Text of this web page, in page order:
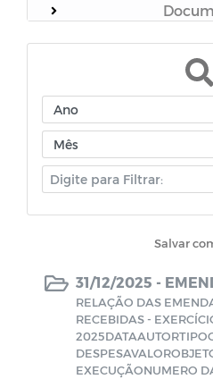
FUSEM -
Previdência Social
Salvar
31/12/2025 -
RELAÇÃO DAS
RECEBIDAS -
EXECUÇÃONUMERO